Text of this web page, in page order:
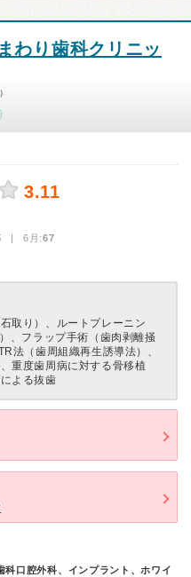
わり歯科クリニッ
3.11
| 6月:67
取り）、ルートプレーニン
、フラップ手術（歯肉剥離掻
法（歯周組織再生誘導法）、
重度歯周病に対する骨移植
よる抜歯
科口腔外科、インプラント、ホワイ